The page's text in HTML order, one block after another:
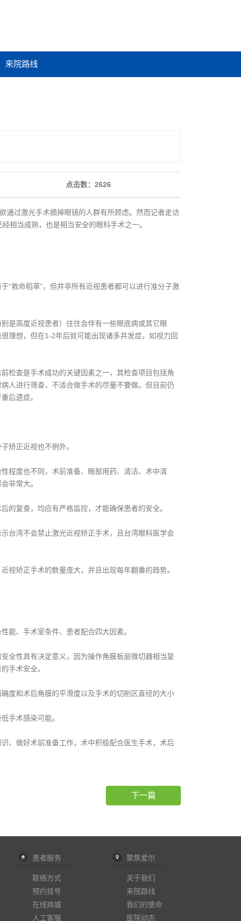
来院路线
点击数： 2626
过激光手术摘掉眼镜的人群有所顾虑。然而记者走访
相当成熟，也是相当安全的眼科手术之一。
救命稻草”，但并非所有近视患者都可以进行准分子激
高度近视患者）往往会伴有一些眼底病或其它眼
理想，但在1-2年后就可能出现诸多并发症，如视力回
查是手术成功的关键因素之一，其检查项目包括角
人进行筛查，不适合做手术的尽量不要做。但目前仍
后遗症。
矫正近视也不例外。
度也不同，术前准备、眼部用药、清洁、术中清
非常大。
复查，均应有严格监控，才能确保患者的安全。
湾不会禁止激光近视矫正手术，且台湾眼科医学会
矫正手术的数量庞大，并且出现每年翻番的趋势。
、手术室条件、患者配合四大因素。
性具有决定意义，因为操作角膜板层微切器相当复
手术安全。
和术后角膜的平滑度以及手术的切削区直径的大小
手术感染可能。
做好术前准备工作，术中积极配合医生手术，术后
下一篇
患者服务
联络方式
预约挂号
在线商城
人工客服
聚焦爱尔
关于我们
来院路线
我们的使命
医院动态